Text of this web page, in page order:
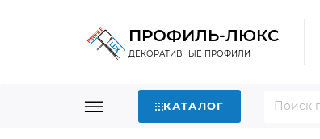
ПРОФИЛЬ-ЛЮКС
ДЕКОРАТИВНЫЕ ПРОФИЛИ
КАТАЛОГ